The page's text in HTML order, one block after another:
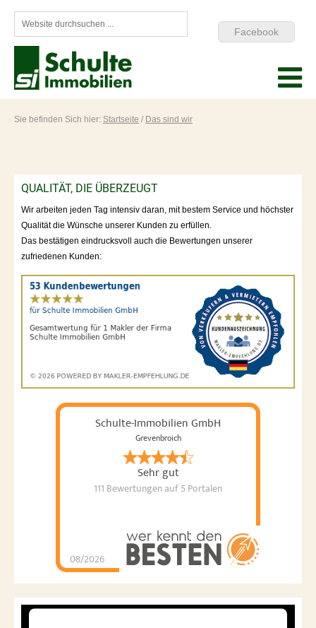
Facebook
Sie befinden Sich hier: Startseite / Das sind wir
QUALITÄT, DIE ÜBERZEUGT
Wir arbeiten jeden Tag intensiv daran, mit bestem Service und höchster
Qualität die Wünsche unserer Kunden zu erfüllen.
Das bestätigen eindrucksvoll auch die Bewertungen unserer
zufriedenen Kunden:
Schulte-Immobilien GmbH
Grevenbroich
Sehr gut
111 Bewertungenauf 5 Portalen
08/2026